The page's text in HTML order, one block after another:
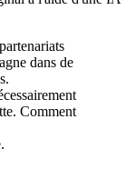
Comment